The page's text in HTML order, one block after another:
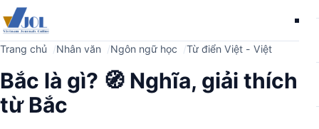
Trang chủ Nhân văn Ngôn ngữ học Từ điển Việt - Việt
Bắc là gì? 🧭 Nghĩa, giải thích
từ Bắc